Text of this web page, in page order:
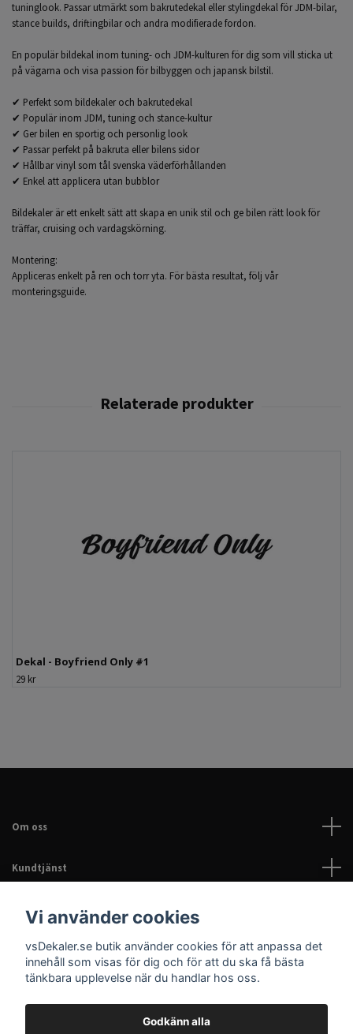
tuninglook. Passar utmärkt som bakrutedekal eller stylingdekal för JDM-bilar,
stance builds, driftingbilar och andra modifierade fordon.
En populär bildekal inom tuning- och JDM-kulturen för dig som vill sticka ut
på vägarna och visa passion för bilbyggen och japansk bilstil.
✔ Perfekt som bildekaler och bakrutedekal
✔ Populär inom JDM, tuning och stance-kultur
✔ Ger bilen en sportig och personlig look
✔ Passar perfekt på bakruta eller bilens sidor
✔ Hållbar vinyl som tål svenska väderförhållanden
✔ Enkel att applicera utan bubblor
Bildekaler är ett enkelt sätt att skapa en unik stil och ge bilen rätt look för
träffar, cruising och vardagskörning.
Montering:
Appliceras enkelt på ren och torr yta. För bästa resultat, följ vår
monteringsguide.
Dekal - Boyfriend Only #1
29 kr
Om oss
Kundtjänst
Läs mer
Sociala medier
Vi använder cookies
vsDekaler.se butik använder cookies för att anpassa det
innehåll som visas för dig och för att du ska få bästa
tänkbara upplevelse när du handlar hos oss.
Godkänn alla